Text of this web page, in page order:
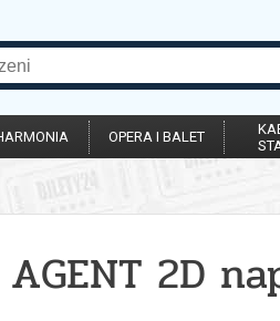
OPERA I BALET
2D